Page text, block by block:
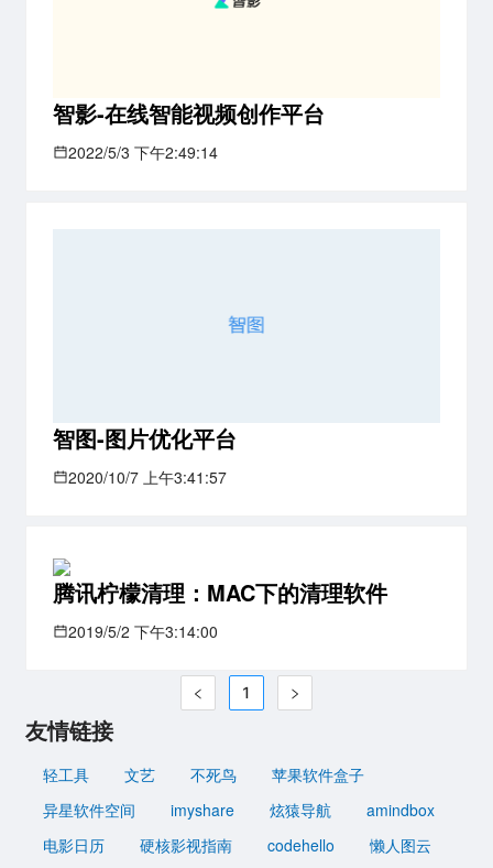
智影-在线智能视频创作平台
2022/5/3 下午2:49:14
智图-图片优化平台
2020/10/7 上午3:41:57
腾讯柠檬清理：MAC下的清理软件
2019/5/2 下午3:14:00
1
友情链接
轻工具 文艺 不死鸟
苹果软件盒子
异星软件空间
imyshare 炫猿导航
amindbox
电影日历
硬核影视指南 codehello 懒人图云